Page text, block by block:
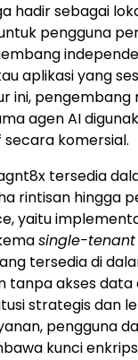
hadir sebagai
pengguna
aplikasi yang
ini,
agen AI
komersial.
tersedia
rintisan hingga
yaitu
single-
tersedia di
tanpa akses
strategis dan
pengguna
kunci